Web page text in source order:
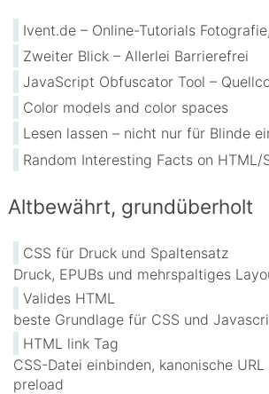
Zweiter Blick – Allerlei Barrierefrei
Color models and color spaces
Lesen lassen – nicht nur für Blinde
Random Interesting Facts on HTML/
Altbewährt, grundüberholt
CSS für Druck und Spaltensatz
Druck, EPUBs und mehrspaltiges
Valides HTML
beste Grundlage für CSS und
HTML link Tag
CSS-Datei einbinden, kanonische URL
preload